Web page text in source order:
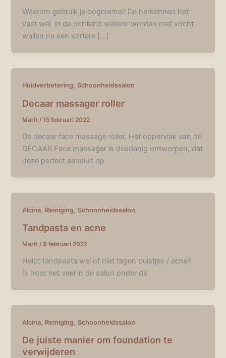
Waarom gebruik je oogcreme? De herkennen het
vast wel in de ochtend wakker worden met vocht
wallen na een kortere […]
Huidverbetering,Schoonheidssalon
Decaar massager roller
Marit /15 februari 2022
De decaar face massage roller. Het oppervlak van de
DÉCAAR Face massager is dusdanig ontworpen, dat
deze perfect aansluit op
Alcina, Reiniging ,Schoonheidssalon
Tandpasta en acne
Marit/9 februari 2022
Helpt tandpasta wel of niet tegen puistjes / acne?
Ik hoor het veel in de salon onder de
Alcina, Reiniging,Schoonheidssalon
De juiste manier om foundation te
verwijderen